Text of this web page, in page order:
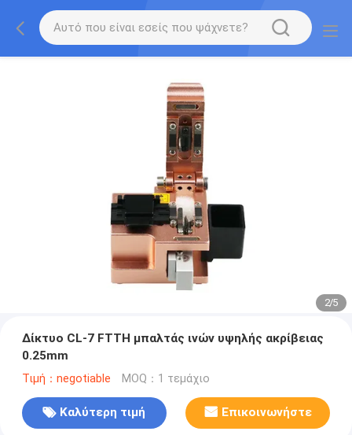
2/5
Δίκτυο CL-7 FTTH μπαλτάς ινών υψηλής ακρίβειας
0.25mm
Τιμή：negotiable MOQ：1 τεμάχιο
Καλύτερη τιμή Επικοινωνήστε